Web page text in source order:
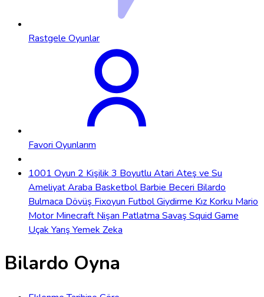
Rastgele Oyunlar
Favori Oyunlarım
1001 Oyun 2 Kişilik 3 Boyutlu Atari Ateş ve Su
AmeliyatAraba BasketbolBarbie Beceri Bilardo
Bulmaca Dövüş Fixoyun FutbolGiydirme Kız Korku Mario
Motor Minecraft Nişan Patlatma Savaş Squid Game
Uçak Yarış Yemek Zeka
Bilardo Oyna